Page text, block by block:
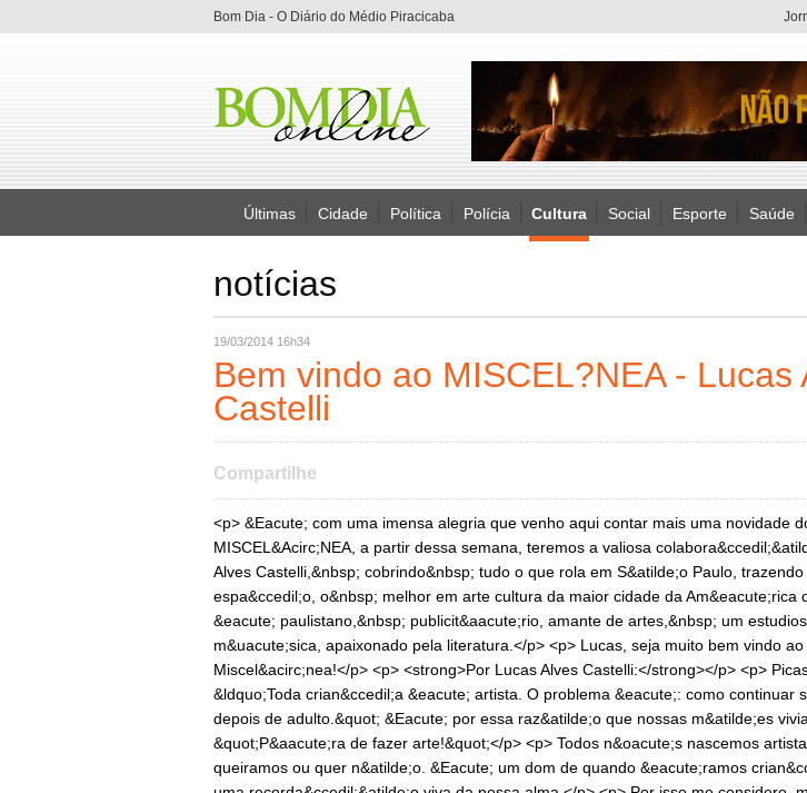
Bom Dia - O Diário do Médio Piracicaba
Últimas Cidade Política Polícia Cultura Social Esporte Saúde
notícias
19/03/2014 16h34
Bem vindo ao MISCEL?NEA - Lucas
Castelli
Compartilhe
<p> &Eacute; com uma imensa alegria que venho aqui contar mais uma novidade
MISCEL&Acirc;NEA, a partir dessa semana, teremos a valiosa
Alves Castelli,&nbsp; cobrindo&nbsp; tudo o que rola em S&atilde;o Paulo,
espa&ccedil;o, o&nbsp; melhor em arte cultura da maior cidade da Am&eacute;rica
&eacute; paulistano,&nbsp; publicit&aacute;rio, amante de artes,&nbsp; um
m&uacute;sica, apaixonado pela literatura.</p> <p> Lucas, seja muito bem vindo ao
Miscel&acirc;nea!</p> <p> <strong>Por Lucas Alves Castelli:</strong></p> <p>
&ldquo;Toda crian&ccedil;a &eacute; artista. O problema &eacute;: como continuar
depois de adulto.&quot; &Eacute; por essa raz&atilde;o que nossas m&atilde;es
&quot;P&aacute;ra de fazer arte!&quot;</p> <p> Todos n&oacute;s nascemos
queiramos ou quer n&atilde;o. &Eacute; um dom de quando &eacute;ramos